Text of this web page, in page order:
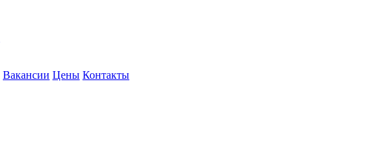
Вакансии Цены Контакты